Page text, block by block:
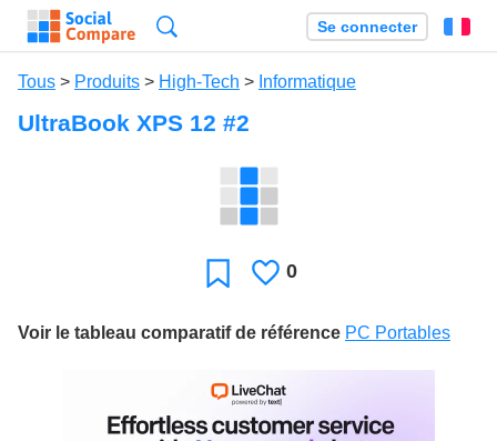
Se connecter
Tous > Produits > High-Tech > Informatique
UltraBook XPS 12 #2
Favori J'aime
0
Voir le tableau comparatif de référence PC Portables